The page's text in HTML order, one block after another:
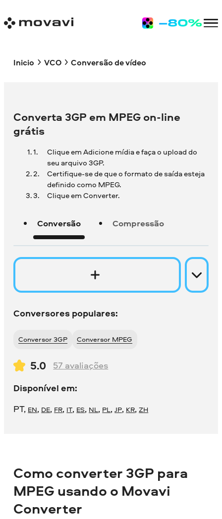
Inicio VCO Conversão de vídeo
Converta 3GP em MPEG on-line
grátis
Clique em Adicione mídia e faça o upload do
seu arquivo 3GP.
Certifique-se de que o formato de saída esteja
definido como MPEG.
Clique em Converter.
Conversão Compressão
Conversores populares:
Conversor 3GP Conversor MPEG
5.0 57 avaliações
Disponível em:
PT, EN, DE, FR, IT, ES, NL, PL,JP, KR,ZH
Como converter 3GP para
MPEG usando o Movavi
Converter